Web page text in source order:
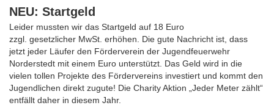
NEU: Startgeld
Leider mussten wir das Startgeld auf 18 Euro
zzgl. gesetzlicher MwSt. erhöhen. Die gute Nachricht ist, dass
jetzt jeder Läufer den Förderverein der Jugendfeuerwehr
Norderstedt mit einem Euro unterstützt. Das Geld wird in die
vielen tollen Projekte des Fördervereins investiert und kommt den
Jugendlichen direkt zugute! Die Charity Aktion „Jeder Meter zählt“
entfällt daher in diesem Jahr.